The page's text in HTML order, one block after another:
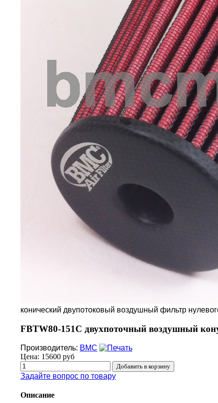
конический двупотоковый воздушный фильтр
FBTW80-151C двухпоточный воздушный
Производитель: BMC
Цена: 15600 руб
Задайте вопрос по товару
Описание